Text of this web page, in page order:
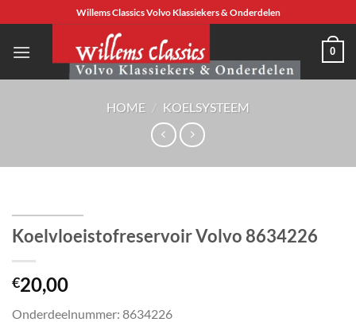
naar
inhoud
Willems Classics Volvo Klassiekers & Onderdelen
0
HOME / KOELSYSTEEM
Koelvloeistofreservoir Volvo 8634226
€20,00
Onderdeelnummer: 8634226